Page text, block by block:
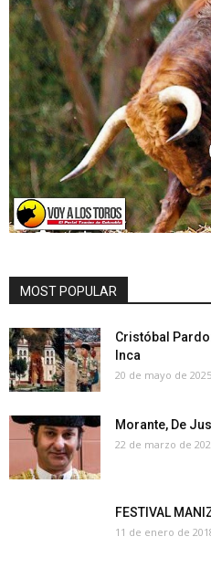
MOST POPULAR
Cristóbal
Inca
20 de mayo de 2025
Morante, De
22 de marzo de
FESTIVAL
11 de enero de